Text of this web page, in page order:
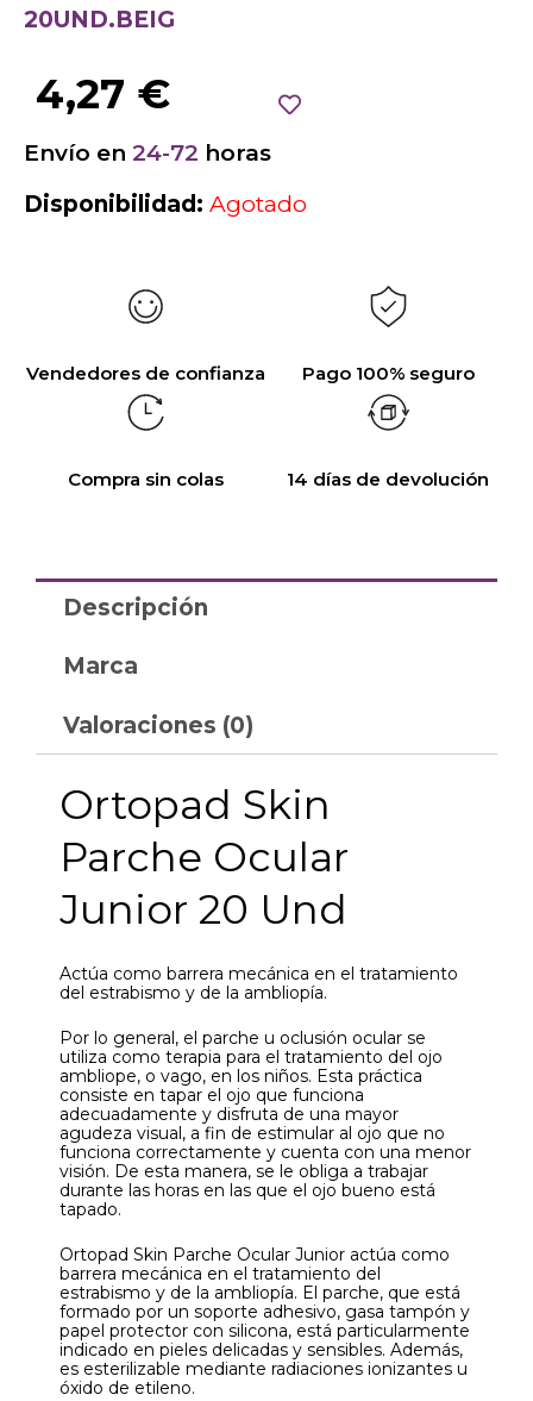
20UND.BEIG
4,27 €
Envío en 24-72 horas
Disponibilidad: Agotado
Vendedores de confianza Pago 100% seguro
Compra sin colas 14 días de devolución
Descripción
Marca
Valoraciones (0)
Ortopad Skin
Parche Ocular
Junior 20 Und
Actúa como barrera mecánica en el tratamiento
del estrabismo y de la ambliopía.
Por lo general, el parche u oclusión ocular se
utiliza como terapia para el tratamiento del ojo
ambliope, o vago, en los niños. Esta práctica
consiste en tapar el ojo que funciona
adecuadamente y disfruta de una mayor
agudeza visual, a fin de estimular al ojo que no
funciona correctamente y cuenta con una menor
visión. De esta manera, se le obliga a trabajar
durante las horas en las que el ojo bueno está
tapado.
Ortopad Skin Parche Ocular Junior actúa como
barrera mecánica en el tratamiento del
estrabismo y de la ambliopía. El parche, que está
formado por un soporte adhesivo, gasa tampón y
papel protector con silicona, está particularmente
indicado en pieles delicadas y sensibles. Además,
es esterilizable mediante radiaciones ionizantes u
óxido de etileno.